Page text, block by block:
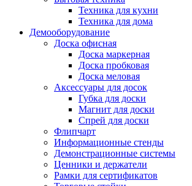
Техника для кухни
Техника для дома
Демооборудование
Доска офисная
Доска маркерная
Доска пробковая
Доска меловая
Аксессуары для досок
Губка для доски
Магнит для доски
Спрей для доски
Флипчарт
Информационные стенды
Демонстрационные системы
Ценники и держатели
Рамки для сертификатов